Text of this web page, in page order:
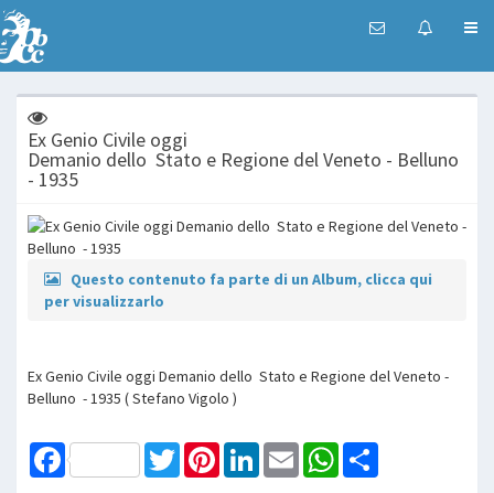
Ex Genio Civile oggi
Demanio dello Stato e Regione del Veneto - Belluno
- 1935
Questo contenuto fa parte di un Album, clicca qui
per visualizzarlo
Ex Genio Civile oggi Demanio dello Stato e Regione del Veneto -
Belluno - 1935 ( Stefano Vigolo )
Facebook TwitterPinterestLinkedInEmail WhatsApp